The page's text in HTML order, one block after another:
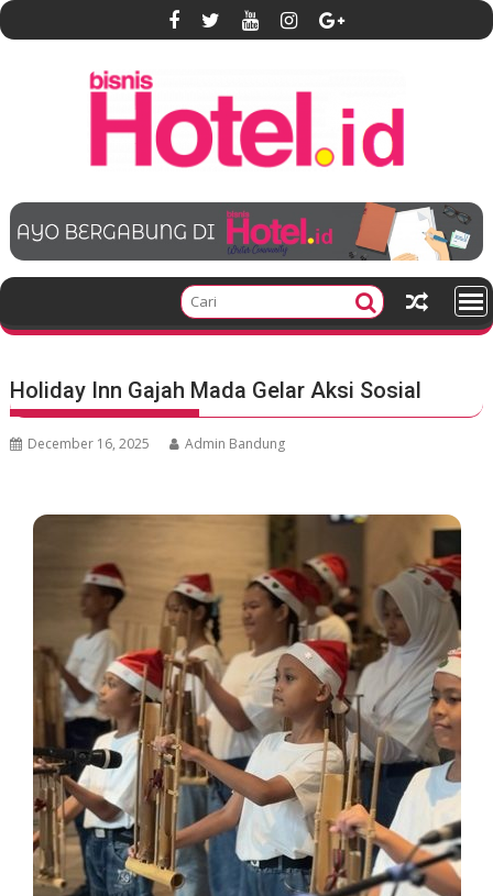
S
k
e
t
Holiday Inn Gajah Mada Gelar Aksi Sosial
December 16, 2025 Admin Bandung